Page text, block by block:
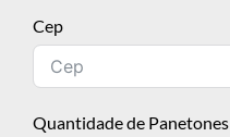
Cep
Quantidade de Panetones